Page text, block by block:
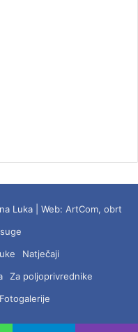
Luka | Web: ArtCom, obrt
Natječaji
Za poljoprivrednike
Fotogalerije